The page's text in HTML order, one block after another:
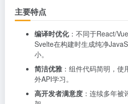
主要特点
编译时优化：不同于React/
Svelte在构建时生成纯净
小。
简洁优雅 ：组件代码简明，
外API学习。
高开发者满意度 ：连续多年